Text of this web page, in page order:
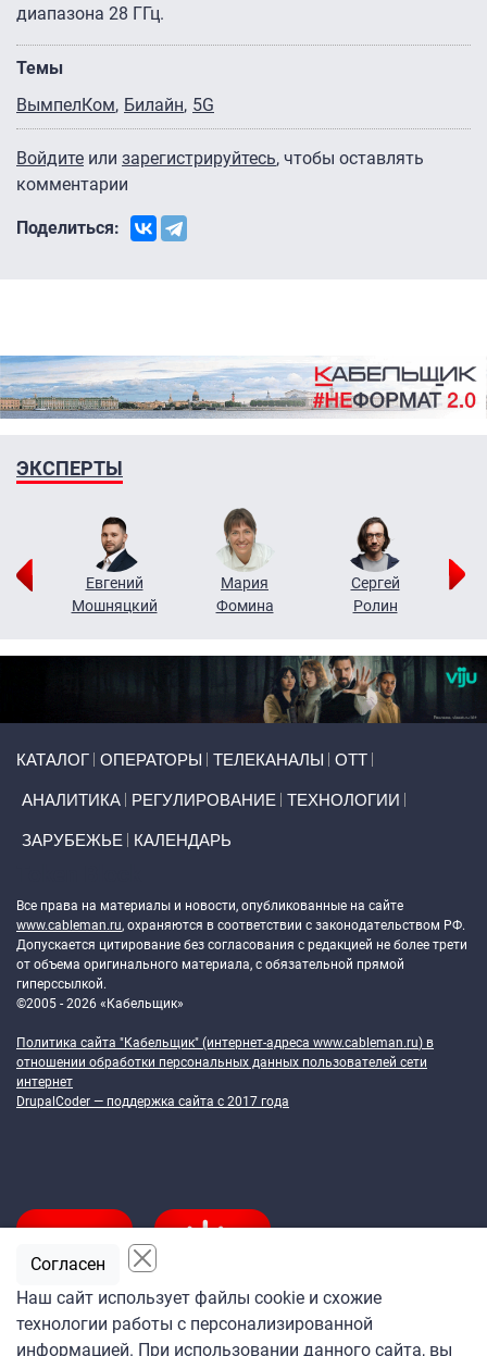
диапазона 28 ГГц.
Темы
ВымпелКом Билайн 5G
Войдите или зарегистрируйтесь, чтобы оставлять
комментарии
Поделиться:
ЭКСПЕРТЫ
Евгений
Мошняцкий
Мария
Фомина
Сергей
Ролин
КАТАЛОГ ОПЕРАТОРЫ ТЕЛЕКАНАЛЫ ОТТ
АНАЛИТИКА РЕГУЛИРОВАНИЕ ТЕХНОЛОГИИ
ЗАРУБЕЖЬЕ КАЛЕНДАРЬ
Все права на материалы и новости, опубликованные на сайте
www.cableman.ru, охраняются в соответствии с законодательством РФ.
Допускается цитирование без согласования с редакцией не более трети
от объема оригинального материала, с обязательной прямой
гиперссылкой.
©2005 - 2026 «Кабельщик»
Политика сайта "Кабельщик" (интернет-адреса www.cableman.ru) в
отношении обработки персональных данных пользователей сети
интернет
DrupalCoder — поддержка сайта c 2017 года
Подпишитесь
Наш сайт использует файлы cookie и схожие
технологии работы с персонализированной
информацией. При использовании данного сайта, вы
Согласен